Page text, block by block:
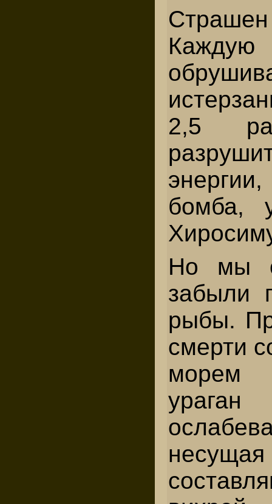
2,5
бомба,
Но мы
забыли
рыбы.
смерти
морем
ураган